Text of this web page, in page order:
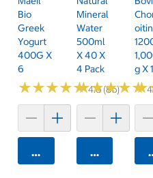
Bio
Greek
Yogurt
400G X
6
★★★★★
★★★★★4.6 (86)
카트에 담기
Mineral
Water
500ml
X 40 X
4 Pack
★★★★★
★★★★★
카트에 담기
Oitin
G X
★
★